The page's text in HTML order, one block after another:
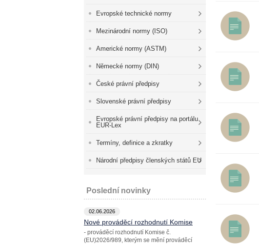
Evropské technické normy
Mezinárodní normy (ISO)
Americké normy (ASTM)
Německé normy (DIN)
České právní předpisy
Slovenské právní předpisy
Evropské právní předpisy na portálu
EUR-Lex
Termíny, definice a zkratky
Národní předpisy členských států EU
Poslední novinky
02.06.2026
Nové prováděcí rozhodnutí Komise
- prováděcí rozhodnutí Komise č.
(EU)2026/989, kterým se mění prováděcí